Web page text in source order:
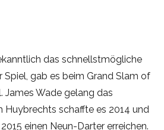
das schnellstmögliche
Spiel, gab es beim Grand Slam of
James Wade gelang das
Huybrechts schaffte es 2014 und
einen Neun-Darter erreichen.